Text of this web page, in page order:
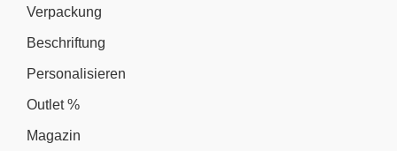
Verpackung
Beschriftung
Personalisieren
Outlet %
Magazin